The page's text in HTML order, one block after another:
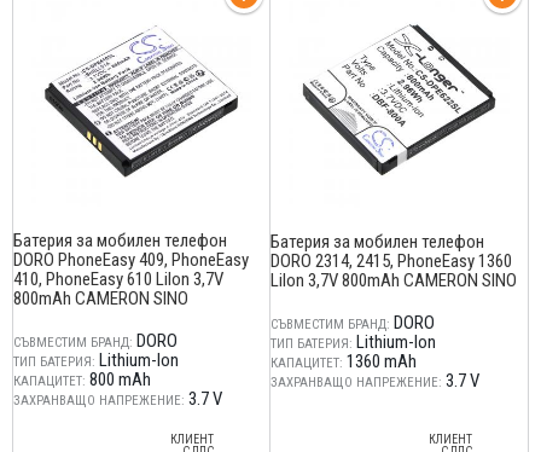
Батерия за мобилен телефон
DORO PhoneEasy 409, PhoneEasy
410, PhoneEasy 610 LiIon 3,7V
800mAh CAMERON SINO
СЪВМЕСТИМ БРАНД: DORO
ТИП БАТЕРИЯ: Lithium-Ion
КАПАЦИТЕТ: 800 mAh
ЗАХРАНВАЩО НАПРЕЖЕНИЕ: 3.7 V
КЛИЕНТ
Батерия за мобилен телефон
DORO 2314, 2415, PhoneEasy 1360
LiIon 3,7V 800mAh CAMERON SINO
СЪВМЕСТИМ БРАНД: DORO
ТИП БАТЕРИЯ: Lithium-Ion
КАПАЦИТЕТ: 1360 mAh
ЗАХРАНВАЩО НАПРЕЖЕНИЕ: 3.7 V
КЛИЕНТ